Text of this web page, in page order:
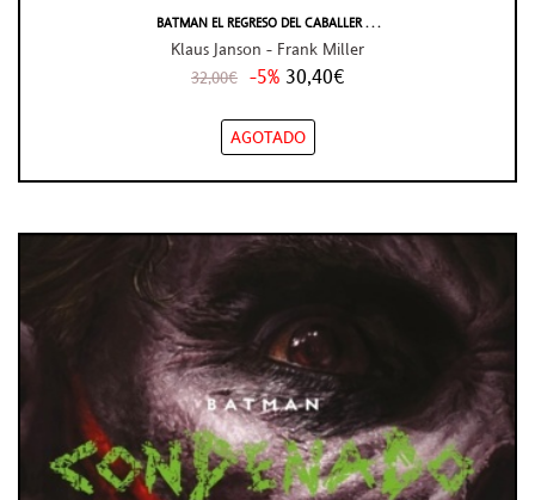
BATMAN EL REGRESO DEL CABALLER . . .
Klaus Janson - Frank Miller
32,00€ -5% 30,40€
AGOTADO